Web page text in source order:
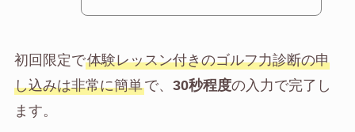
初回限定で体験レッスン付きのゴルフ力診断の申
し込みは非常に簡単で、 30秒程度の入力で完了し
ます。